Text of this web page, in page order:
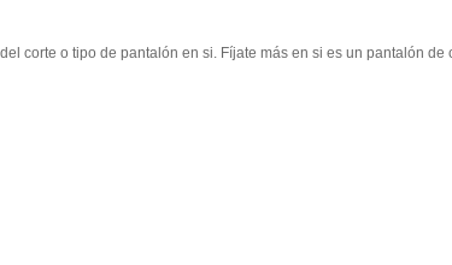
corte o tipo de pantalón en si. Fíjate más en si es un pantalón de